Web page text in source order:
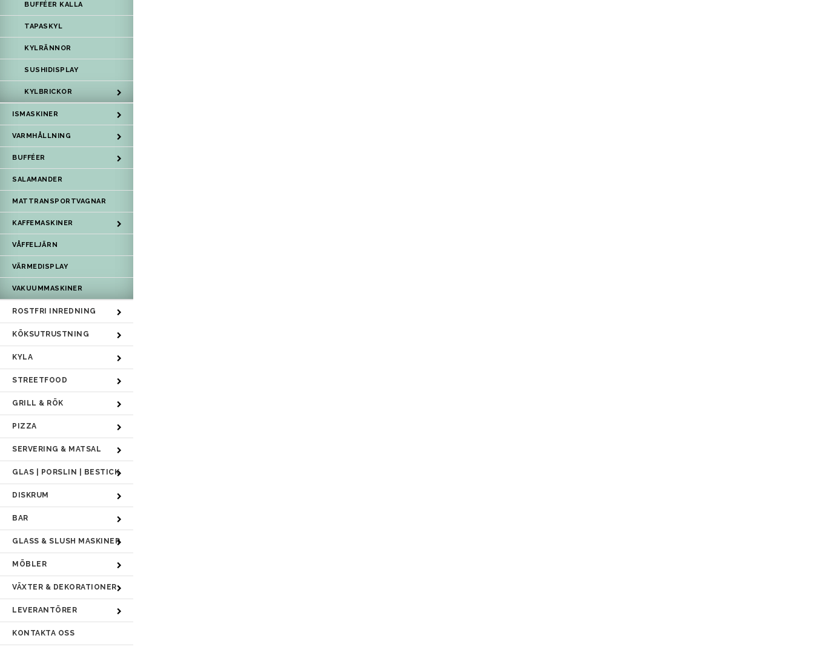
BUFFÉER KALLA
TAPASKYL
KYLRÄNNOR
SUSHIDISPLAY
KYLBRICKOR
ISMASKINER
VARMHÅLLNING
BUFFÉER
SALAMANDER
MATTRANSPORTVAGNAR
KAFFEMASKINER
VÅFFELJÄRN
VÄRMEDISPLAY
VAKUUMMASKINER
ROSTFRI INREDNING
KÖKSUTRUSTNING
KYLA
STREETFOOD
GRILL & RÖK
PIZZA
SERVERING & MATSAL
GLAS | PORSLIN | BESTICK
DISKRUM
BAR
GLASS & SLUSH MASKINER
MÖBLER
VÄXTER & DEKORATIONER
LEVERANTÖRER
KONTAKTA OSS